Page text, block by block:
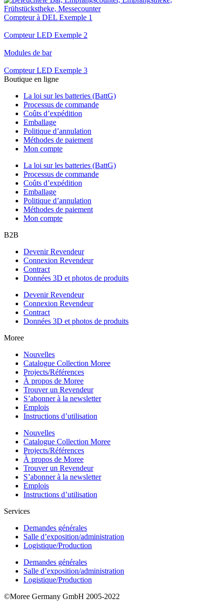
Compteur à DEL Exemple 1
Compteur LED Exemple 2
Modules de bar
Compteur LED Exemple 3
Boutique en ligne
La loi sur les batteries (BattG)
Processus de commande
Coûts d’expédition
Emballage
Politique d’annulation
Méthodes de paiement
Mon compte
La loi sur les batteries (BattG)
Processus de commande
Coûts d’expédition
Emballage
Politique d’annulation
Méthodes de paiement
Mon compte
B2B
Devenir Revendeur
Connexion Revendeur
Contract
Données 3D et photos de produits
Devenir Revendeur
Connexion Revendeur
Contract
Données 3D et photos de produits
Moree
Nouvelles
Catalogue Collection Moree
Projects/Références
À propos de Moree
Trouver un Revendeur
S’abonner à la newsletter
Emplois
Instructions d’utilisation
Nouvelles
Catalogue Collection Moree
Projects/Références
À propos de Moree
Trouver un Revendeur
S’abonner à la newsletter
Emplois
Instructions d’utilisation
Services
Demandes générales
Salle d’exposition/administration
Logistique/Production
Demandes générales
Salle d’exposition/administration
Logistique/Production
©Moree Germany GmbH 2005-2022